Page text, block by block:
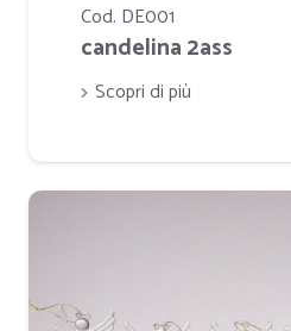
Cod. DE001
candelina 2ass
Scopri di più